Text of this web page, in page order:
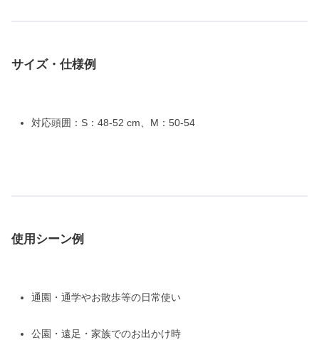
サイズ・仕様例
対応頭囲：S：48-52 cm、M：50-54
使用シーン例
通園・通学やお散歩等の日常使い
公園・遠足・家族でのお出かけ時